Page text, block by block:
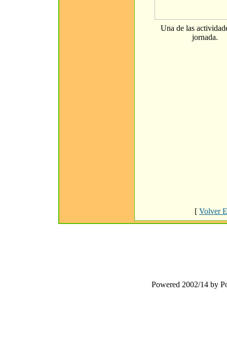
Una de las
jornada.
[ Volver
Powered 2002/14 by